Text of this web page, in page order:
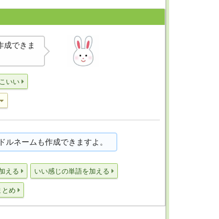
成できま
いい
ルネームも作成できますよ。
える いい感じの単語を加える
とめ